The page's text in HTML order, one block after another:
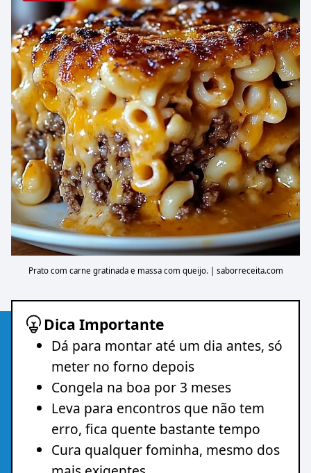
Prato com carne gratinada e massa com queijo. | saborreceita.com
Dica Importante
Dá para montar até um dia antes, só
meter no forno depois
Congela na boa por 3 meses
Leva para encontros que não tem
erro, fica quente bastante tempo
Cura qualquer fominha, mesmo dos